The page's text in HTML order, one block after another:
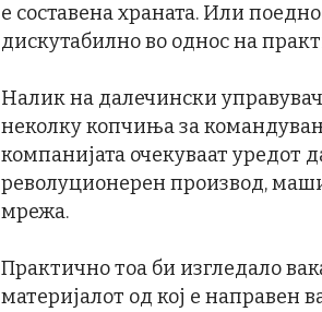
е составена храната. Или
дискутабилно во однос на
Налик на далечински
неколку копчиња за
компанијата очекуваат уредот
револуционерен производ,
мрежа.
Практично тоа би изгледало
материјалот од кој е направен